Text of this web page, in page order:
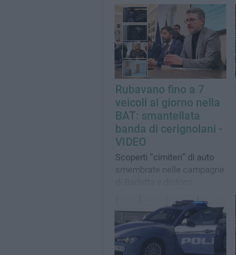
Rubavano fino a 7
veicoli al giorno nella
BAT: smantellata
banda di cerignolani -
VIDEO
Scoperti “cimiteri” di auto
smembrate nelle campagne